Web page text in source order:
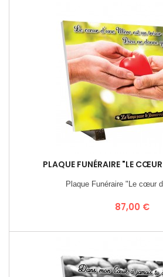
PLAQUE FUNÉRAIRE "LE
Plaque Funéraire "Le cœur
Prix
87,00 €